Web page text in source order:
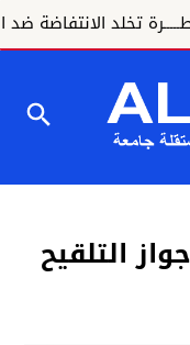
الانتفاضة ضد المستعمر
التلقيح